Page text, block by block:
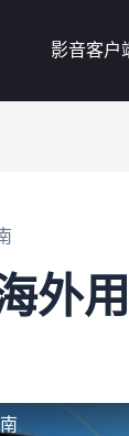
影音客户
外